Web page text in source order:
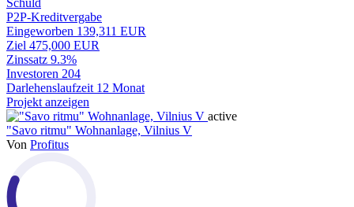
Schuld
P2P-Kreditvergabe
Eingeworben 139,311 EUR
Ziel 475,000 EUR
Zinssatz 9.3%
Investoren 204
Darlehenslaufzeit 12 Monat
Projekt anzeigen
active
"Savo ritmu" Wohnanlage, Vilnius V
Von Profitus